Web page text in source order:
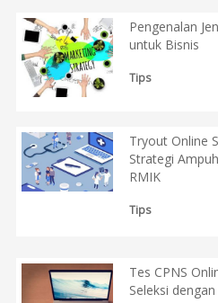
Pengenalan
untuk Bisnis
Tips
Tryout Online
Strategi
RMIK
Tips
Tes CPNS
Seleksi